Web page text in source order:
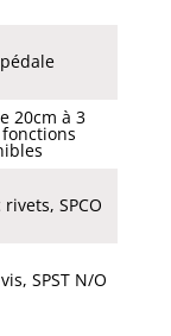
20cm à 3
SPCO
SPST N/O